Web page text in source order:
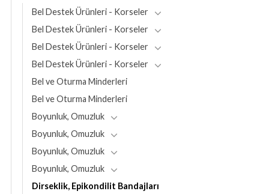
Bel Destek Ürünleri - Korseler
Bel Destek Ürünleri - Korseler
Bel Destek Ürünleri - Korseler
Bel Destek Ürünleri - Korseler
Bel ve Oturma Minderleri
Bel ve Oturma Minderleri
Boyunluk, Omuzluk
Boyunluk, Omuzluk
Boyunluk, Omuzluk
Boyunluk, Omuzluk
Dirseklik, Epikondilit Bandajları